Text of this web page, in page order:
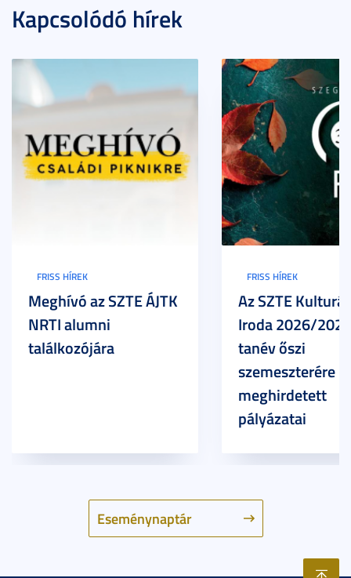
Kapcsolódó hírek
Eseménynaptár
FRISS HÍREK
Meghívó az SZTE ÁJTK
NRTI alumni
találkozójára
FRISS HÍREK
Az SZTE
Iroda 2026/
tanév őszi
szemeszterére
meghirdetett
pályázatai